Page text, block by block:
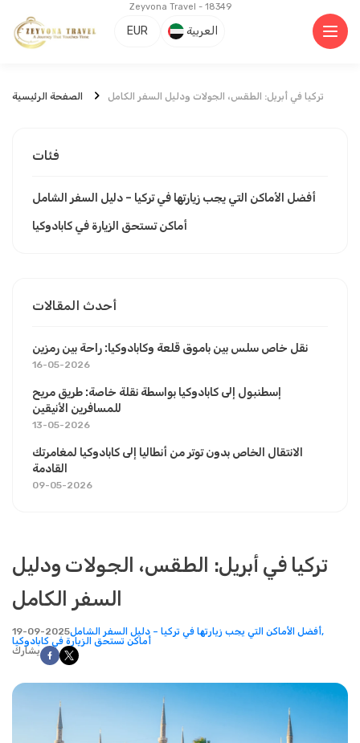
Zeyvona Travel - 18349
EUR العربية
الصفحة الرئيسية تركيا في أبريل: الطقس، الجولات ودليل السفر الكامل
تركيا في أبريل: الطقس، الجولات ودليل
السفر الكامل
19-09-2025
أفضل الأماكن التي يجب زيارتها في تركيا – دليل السفر الشامل,
أماكن تستحق الزيارة في كابادوكيا
يشارك
فئات
أفضل الأماكن التي يجب زيارتها في تركيا – دليل السفر الشامل
أماكن تستحق الزيارة في كابادوكيا
أحدث المقالات
نقل خاص سلس بين باموق قلعة وكابادوكيا: راحة بين رمزين
16-05-2026
إسطنبول إلى كابادوكيا بواسطة نقلة خاصة: طريق مريح
للمسافرين الأنيقين
13-05-2026
الانتقال الخاص بدون توتر من أنطاليا إلى كابادوكيا لمغامرتك
القادمة
09-05-2026